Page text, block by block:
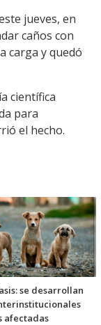
jueves, en
caños con
carga y quedó
científica
para
el hecho.
se desarrollan
afectadas